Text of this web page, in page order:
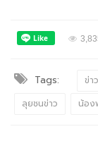
Tags: ข่า
ลุยชนข่าว
น้อง